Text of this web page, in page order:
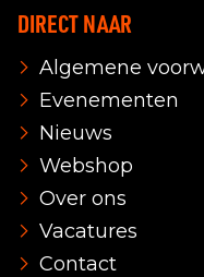
DIRECT NAAR
Algemene
Evenementen
Nieuws
Webshop
Over ons
Vacatures
Contact